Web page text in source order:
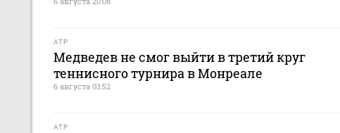
ATP
Медведев не смог выйти в третий круг
теннисного турнира в Монреале
6 августа 03:52
ATP